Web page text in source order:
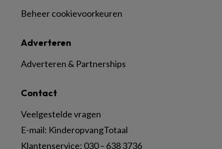
Contact
Veelgestelde vragen
E-mail: KinderopvangTotaal
Klantenservice: 030 – 638 3736
Adverteren
Adverteren & Partnerships
Beheer cookievoorkeuren